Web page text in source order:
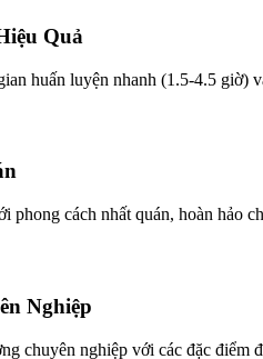
Quả
huấn luyện nhanh (1.5-4.5 giờ)
phong cách nhất quán, hoàn hảo
Nghiệp
chuyên nghiệp với các đặc điểm